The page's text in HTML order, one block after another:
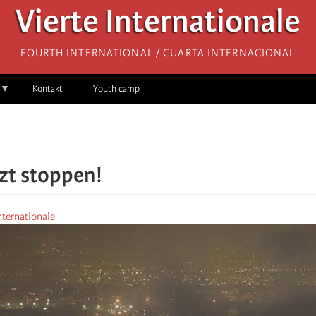
Vierte Internationale
Fourth International / Cuarta Internacional
Kontakt Youth camp
stoppen!